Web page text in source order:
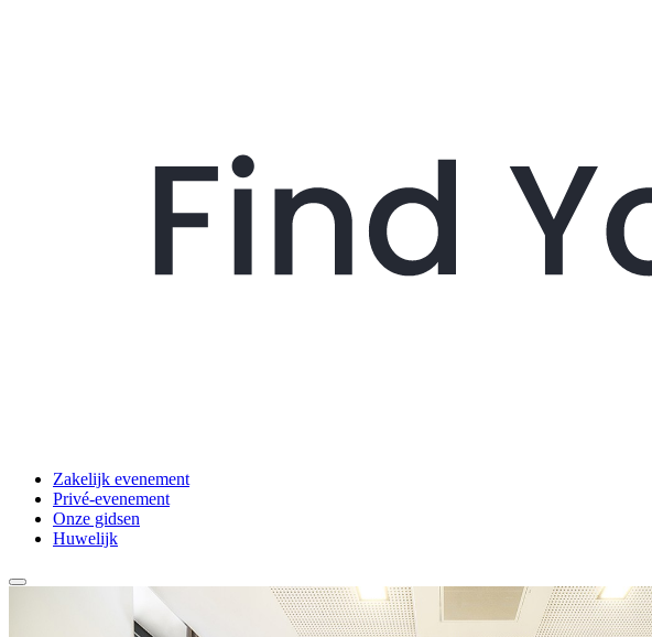
Zakelijk evenement
Privé-evenement
Onze gidsen
Huwelijk